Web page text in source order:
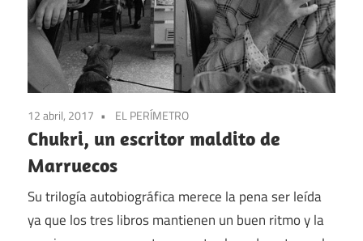
12 abril, 2017 EL PERÍMETRO
Chukri, un escritor maldito de
Marruecos
Su trilogía autobiográfica merece la pena ser leída
ya que los tres libros mantienen un buen ritmo y la